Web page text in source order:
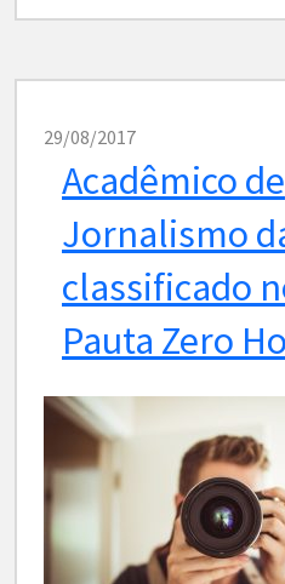
29/08/2017
Acadêmico de
Jornalismo
classificado
Pauta Zero